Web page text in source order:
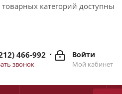
категорий доступны
Войти
Мой кабинет
466-992
звонок